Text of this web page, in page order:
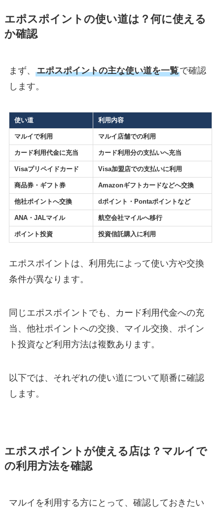
エポスポイントの使い道は？何に使える
か確認
まず、 エポスポイントの主な使い道を一覧で確認
します。
使い道 利用内容
マルイで利用 マルイ店舗での利用
カード利用代金に充当 カード利用分の支払いへ充当
Visaプリペイドカード Visa加盟店での支払いに利用
商品券・ギフト券 Amazonギフトカードなどへ交換
他社ポイントへ交換 dポイント・Pontaポイントなど
ANA・JALマイル 航空会社マイルへ移行
ポイント投資 投資信託購入に利用
エポスポイントは、利用先によって使い方や交換
条件が異なります。
同じエポスポイントでも、カード利用代金への充
当、他社ポイントへの交換、マイル交換、ポイン
ト投資など利用方法は複数あります。
以下では、それぞれの使い道について順番に確認
します。
エポスポイントが使える店は？マルイで
の利用方法を確認
マルイを利用する方にとって、確認しておきたい